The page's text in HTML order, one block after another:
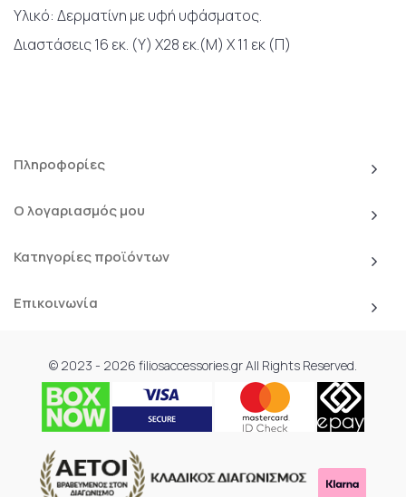
Υλικό: Δερματίνη με υφή υφάσματος.
Διαστάσεις 16 εκ. (Υ) Χ28 εκ.(Μ) Χ 11 εκ (Π)
Πληροφορίες
Ο λογαριασμός μου
Κατηγορίες προϊόντων
Επικοινωνία
© 2023 - 2026 filiosaccessories.gr All Rights Reserved.